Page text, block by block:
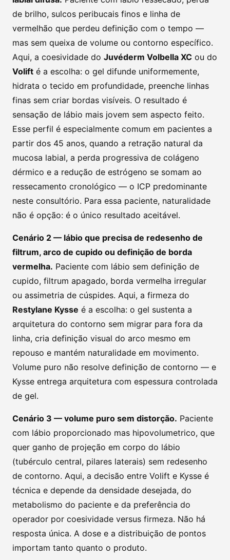
de brilho, sulcos peribucais finos e linha de
vermelhão que perdeu definição com o tempo —
mas sem queixa de volume ou contorno específico.
Aqui, a coesividade do Juvéderm Volbella XC ou do
Volift é a escolha: o gel difunde uniformemente,
hidrata o tecido em profundidade, preenche linhas
finas sem criar bordas visíveis. O resultado é
sensação de lábio mais jovem sem aspecto feito.
Esse perfil é especialmente comum em pacientes a
partir dos 45 anos, quando a retração natural da
mucosa labial, a perda progressiva de colágeno
dérmico e a redução de estrógeno se somam ao
ressecamento cronológico — o ICP predominante
neste consultório. Para essa paciente, naturalidade
não é opção: é o único resultado aceitável.
Cenário 2 — lábio que precisa de redesenho de
filtrum, arco de cupido ou definição de borda
vermelha. Paciente com lábio sem definição de
cupido, filtrum apagado, borda vermelha irregular
ou assimetria de cúspides. Aqui, a firmeza do
Restylane Kysse é a escolha: o gel sustenta a
arquitetura do contorno sem migrar para fora da
linha, cria definição visual do arco mesmo em
repouso e mantém naturalidade em movimento.
Volume puro não resolve definição de contorno — e
Kysse entrega arquitetura com espessura controlada
de gel.
Cenário 3 — volume puro sem distorção. Paciente
com lábio proporcionado mas hipovolumetrico, que
quer ganho de projeção em corpo do lábio
(tubérculo central, pilares laterais) sem redesenho
de contorno. Aqui, a decisão entre Volift e Kysse é
técnica e depende da densidade desejada, do
metabolismo do paciente e da preferência do
operador por coesividade versus firmeza. Não há
resposta única. A dose e a distribuição de pontos
importam tanto quanto o produto.